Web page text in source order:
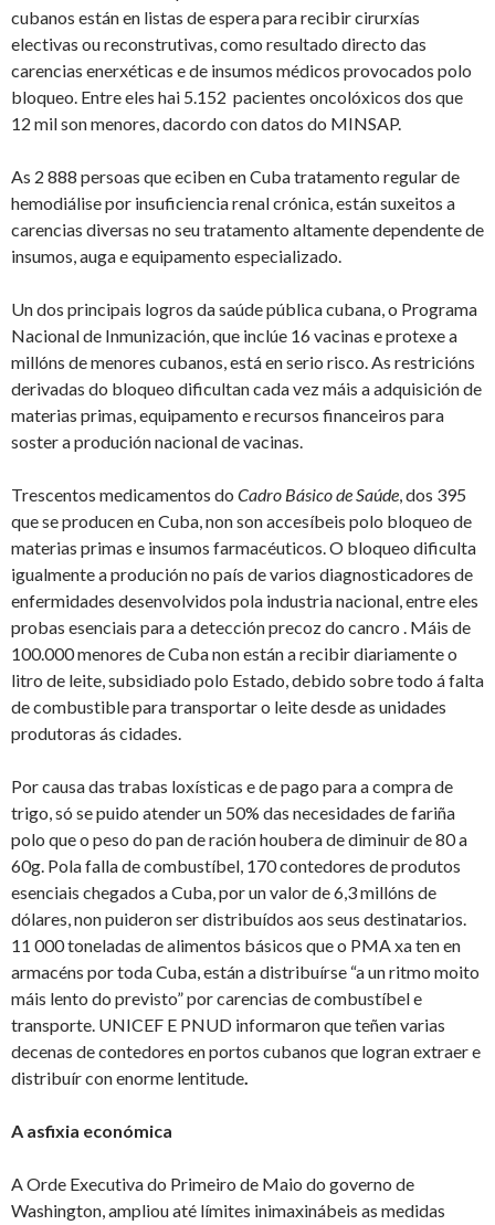
cubanos están en listas de espera para recibir cirurxías
electivas ou reconstrutivas, como resultado directo das
carencias enerxéticas e de insumos médicos provocados polo
bloqueo. Entre eles hai 5.152 pacientes oncolóxicos dos que
12 mil son menores, dacordo con datos do MINSAP.
As 2 888 persoas que eciben en Cuba tratamento regular de
hemodiálise por insuficiencia renal crónica, están suxeitos a
carencias diversas no seu tratamento altamente dependente de
insumos, auga e equipamento especializado.
Un dos principais logros da saúde pública cubana, o Programa
Nacional de Inmunización, que inclúe 16 vacinas e protexe a
millóns de menores cubanos, está en serio risco. As restricións
derivadas do bloqueo dificultan cada vez máis a adquisición de
materias primas, equipamento e recursos financeiros para
soster a produción nacional de vacinas.
Trescentos medicamentos do Cadro Básico de Saúde, dos 395
que se producen en Cuba, non son accesíbeis polo bloqueo de
materias primas e insumos farmacéuticos. O bloqueo dificulta
igualmente a produción no país de varios diagnosticadores de
enfermidades desenvolvidos pola industria nacional, entre eles
probas esenciais para a detección precoz do cancro . Máis de
100.000 menores de Cuba non están a recibir diariamente o
litro de leite, subsidiado polo Estado, debido sobre todo á falta
de combustible para transportar o leite desde as unidades
produtoras ás cidades.
Por causa das trabas loxísticas e de pago para a compra de
trigo, só se puido atender un 50% das necesidades de fariña
polo que o peso do pan de ración houbera de diminuir de 80 a
60g. Pola falla de combustíbel, 170 contedores de produtos
esenciais chegados a Cuba, por un valor de 6,3 millóns de
dólares, non puideron ser distribuídos aos seus destinatarios.
11 000 toneladas de alimentos básicos que o PMA xa ten en
armacéns por toda Cuba, están a distribuírse “a un ritmo moito
máis lento do previsto” por carencias de combustíbel e
transporte. UNICEF E PNUD informaron que teñen varias
decenas de contedores en portos cubanos que logran extraer e
distribuír con enorme lentitude.
A asfixia económica
A Orde Executiva do Primeiro de Maio do governo de
Washington, ampliou até límites inimaxinábeis as medidas